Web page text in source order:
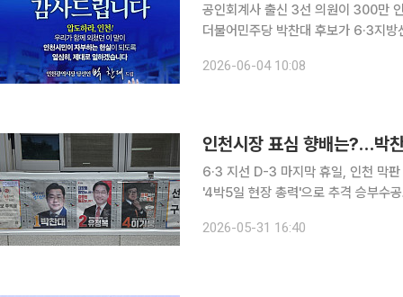
공인회계사 출신 3선 의원이 300만
더불어민주당 박찬대 후보가 6·3지
(52.84%)를 획득해 70만5609표
2026-06-04 10:08
6·3 지선 D-3 마지막 휴일, 인천 막
'4박5일 현장 총력'으로 추격 승부수공표 직전
찬대 더불어민주당 후보와 오차 범위
2026-05-31 16:40